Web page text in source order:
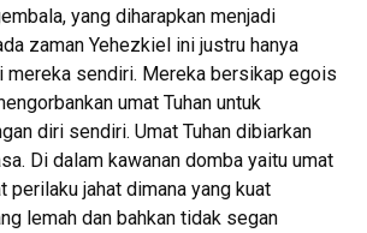
yang diharapkan menjadi
zaman Yehezkiel ini justru hanya
mereka sendiri. Mereka bersikap egois
umat Tuhan untuk
diri sendiri. Umat Tuhan dibiarkan
Di dalam kawanan domba yaitu umat
perilaku jahat dimana yang kuat
lemah dan bahkan tidak segan